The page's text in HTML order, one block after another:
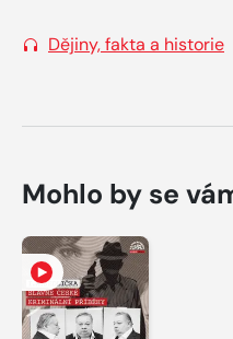
Dějiny, fakta a historie
Mohlo by se